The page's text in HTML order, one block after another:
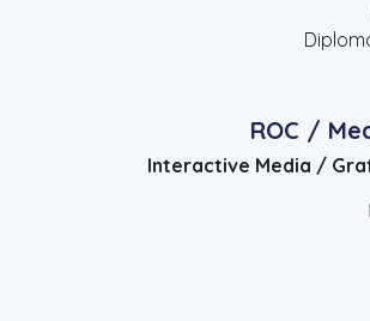
ROC /
Interactive Media /